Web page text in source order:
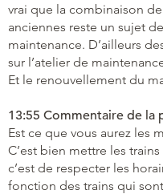
vrai que la combinaison
anciennes reste un sujet
maintenance. D’ailleurs
sur l’atelier de
Et le renouvellement du
13:55 Commentaire de la
Est ce que vous aurez les
C’est bien mettre les
c’est de respecter les
fonction des trains qui